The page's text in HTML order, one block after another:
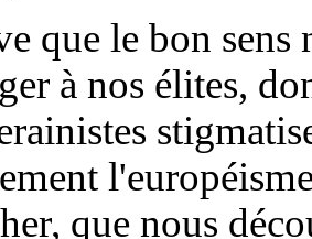
que le bon sens
à nos élites,
que nous